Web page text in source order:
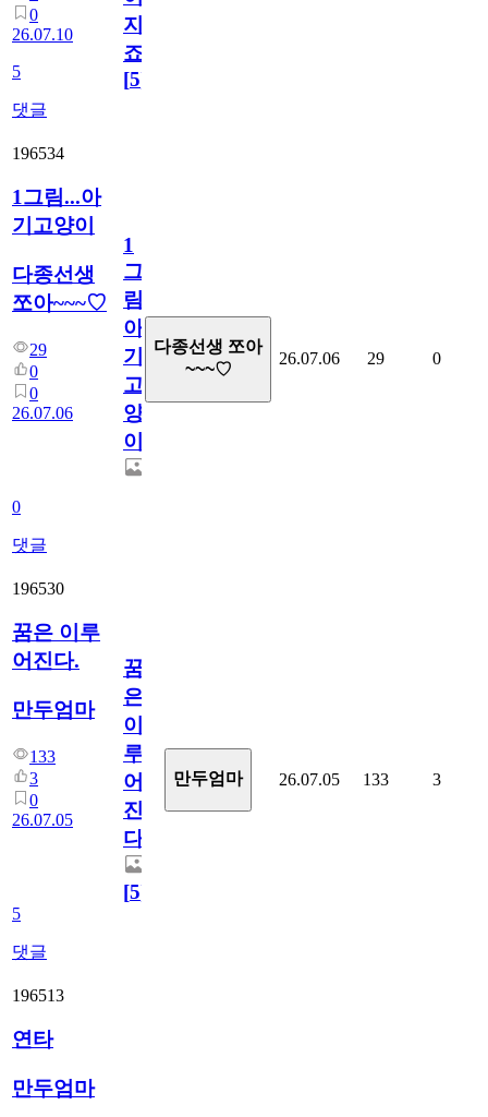
0
26.07.10
5
댓글
지
죠.?
[5]
196534
1그림...아
기고양이
다종선생
쪼아~~~♡
29
0
0
26.07.06
0
댓글
1
그
림...
아
기
고
양
이
다종선생 쪼아
~~~♡
26.07.06 29 0
196530
꿈은 이루
어진다.
만두엄마
133
3
0
26.07.05
5
댓글
꿈
은
이
루
어
진
다.
[5]
만두엄마 26.07.05 133 3
196513
연타
만두엄마